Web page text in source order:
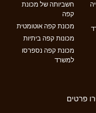
חשביותה של מכונת
קפה
מכונת קפה אוטומטית
מכונות קפה ביתיות
מכונת קפה נספרסו
למשרד
פרטים